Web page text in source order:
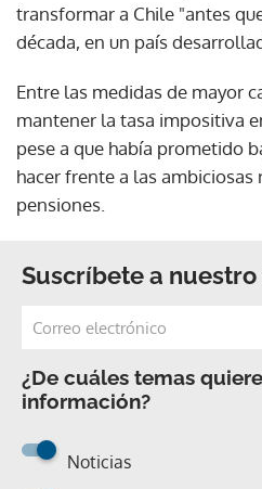
transformar a Chile "antes
década, en un país
Entre las medidas de mayor
mantener la tasa impositiva
pese a que había prometido
hacer frente a las ambiciosas
pensiones.
Suscríbete a
¿De cuáles temas
información?
Noticias